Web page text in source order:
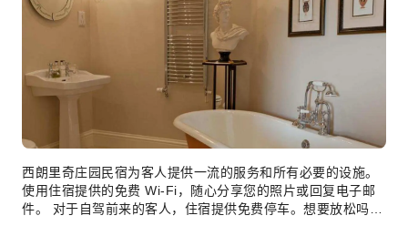
西朗里奇庄园民宿为客人提供一流的服务和所有必要的设施。
使用住宿提供的免费 Wi-Fi，随心分享您的照片或回复电子邮
件。 对于自驾前来的客人，住宿提供免费停车。想要放松吗？